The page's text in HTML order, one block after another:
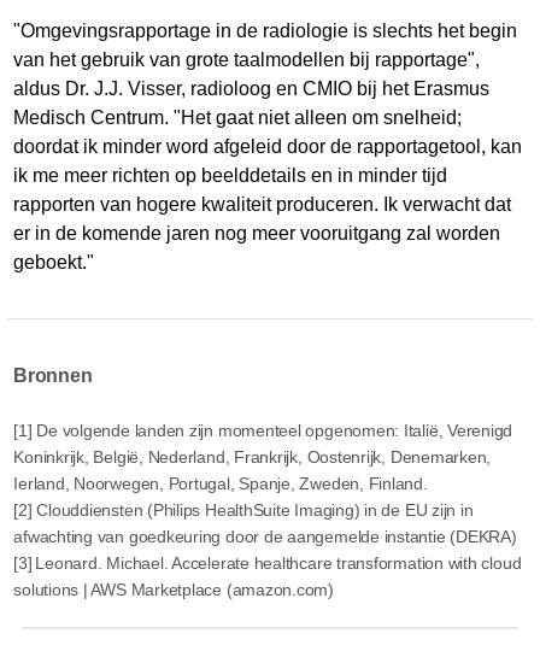
"Omgevingsrapportage in de radiologie is slechts het begin
van het gebruik van grote taalmodellen bij rapportage",
aldus Dr. J.J. Visser, radioloog en CMIO bij het Erasmus
Medisch Centrum. "Het gaat niet alleen om snelheid;
doordat ik minder word afgeleid door de rapportagetool, kan
ik me meer richten op beelddetails en in minder tijd
rapporten van hogere kwaliteit produceren. Ik verwacht dat
er in de komende jaren nog meer vooruitgang zal worden
geboekt."
Bronnen
[1] De volgende landen zijn momenteel opgenomen: Italië, Verenigd
Koninkrijk, België, Nederland, Frankrijk, Oostenrijk, Denemarken,
Ierland, Noorwegen, Portugal, Spanje, Zweden, Finland.
[2] Clouddiensten (Philips HealthSuite Imaging) in de EU zijn in
afwachting van goedkeuring door de aangemelde instantie (DEKRA)
[3] Leonard. Michael. Accelerate healthcare transformation with cloud
solutions | AWS Marketplace (amazon.com)